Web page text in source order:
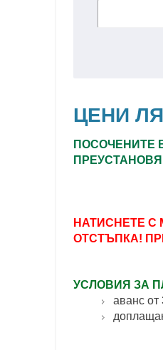
ЦЕНИ
ПОСОЧЕНИТЕ
НАТИСНЕТЕ С
ОТСТЪПКА!
УСЛОВИЯ ЗА
аванс от